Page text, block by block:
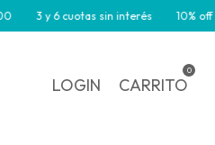
3 y 6 cuotas sin interés 10% off por
LOGIN CARRITO
0